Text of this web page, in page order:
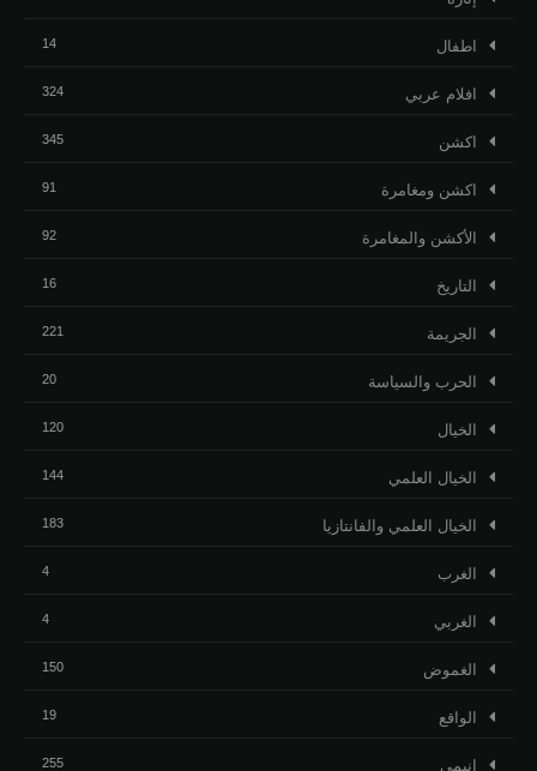
اطفال 14
افلام عربي 324
اكشن 345
اكشن ومغامرة 91
الأكشن والمغامرة 92
التاريخ 16
الجريمة 221
الحرب والسياسة 20
الخيال 120
الخيال العلمي 144
الخيال العلمي والفانتازيا 183
الغرب 4
الغربي 4
الغموض 150
الواقع 19
انيمي 255